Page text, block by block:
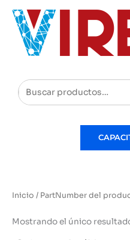
contenido
Inicio / PartNumber del
Mostrando el único